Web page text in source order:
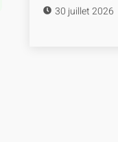
30 juillet 2026